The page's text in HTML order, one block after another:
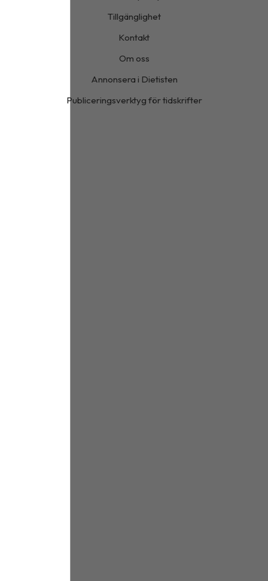
Tillgänglighet
Kontakt
Om oss
Annonsera i Dietisten
Publiceringsverktyg för tidskrifter